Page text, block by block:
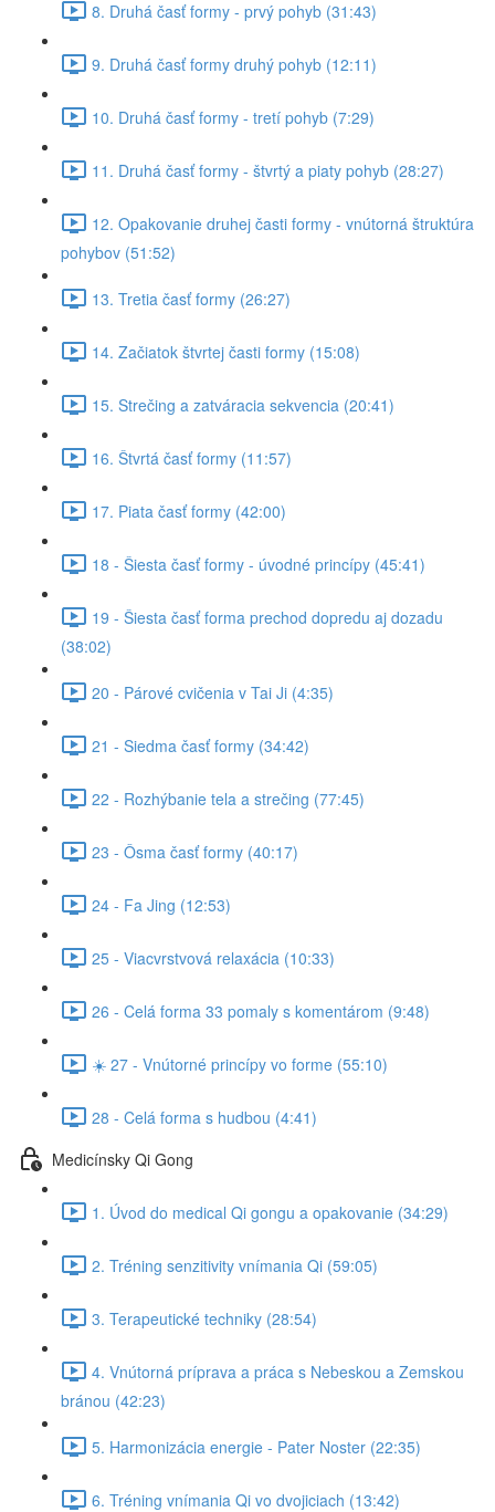
8. Druhá časť formy - prvý pohyb (31:43)
9. Druhá časť formy druhý pohyb (12:11)
10. Druhá časť formy - tretí pohyb (7:29)
11. Druhá časť formy - štvrtý a piaty pohyb (28:27)
12. Opakovanie druhej časti formy - vnútorná štruktúra
pohybov (51:52)
13. Tretia časť formy (26:27)
14. Začiatok štvrtej časti formy (15:08)
15. Strečing a zatváracia sekvencia (20:41)
16. Štvrtá časť formy (11:57)
17. Piata časť formy (42:00)
18 - Šiesta časť formy - úvodné princípy (45:41)
19 - Šiesta časť forma prechod dopredu aj dozadu
(38:02)
20 - Párové cvičenia v Tai Ji (4:35)
21 - Siedma časť formy (34:42)
22 - Rozhýbanie tela a strečing (77:45)
23 - Ôsma časť formy (40:17)
24 - Fa Jing (12:53)
25 - Viacvrstvová relaxácia (10:33)
26 - Celá forma 33 pomaly s komentárom (9:48)
☀️ 27 - Vnútorné princípy vo forme (55:10)
28 - Celá forma s hudbou (4:41)
Medicínsky Qi Gong
1. Úvod do medical Qi gongu a opakovanie (34:29)
2. Tréning senzitivity vnímania Qi (59:05)
3. Terapeutické techniky (28:54)
4. Vnútorná príprava a práca s Nebeskou a Zemskou
bránou (42:23)
5. Harmonizácia energie - Pater Noster (22:35)
6. Tréning vnímania Qi vo dvojiciach (13:42)